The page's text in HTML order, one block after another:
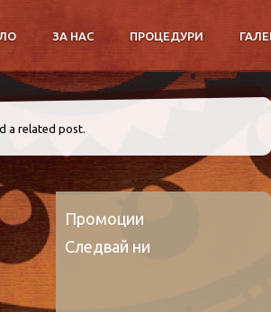
ЗА НАС ПРОЦЕДУРИ
a related post.
Промоции
Следвай ни